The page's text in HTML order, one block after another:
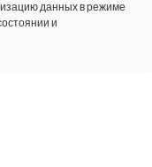
данных в режиме
и